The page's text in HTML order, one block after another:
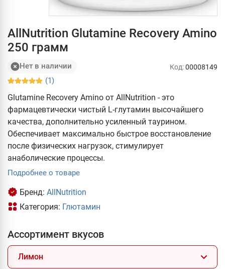
AllNutrition Glutamine Recovery Amino
250 грамм
Нет в наличии
(1)
Код:00008149
Glutamine Recovery Amino от AllNutrition - это
фармацевтически чистый L-глутамин высочайшего
качества, дополнительно усиленный таурином.
Обеспечивает максимально быстрое восстановление
после физических нагрузок, стимулирует
анаболические процессы.
Подробнее о товаре
Бренд: AllNutrition
Категория: Глютамин
Ассортимент вкусов
Лимон